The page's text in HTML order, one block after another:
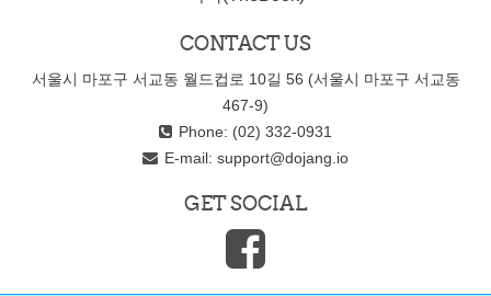
CONTACT US
서울시 마포구 서교동 월드컵로 10길 56 (서울시 마포구 서교동
467-9)
Phone: (02) 332-0931
E-mail: support@dojang.io
GET SOCIAL